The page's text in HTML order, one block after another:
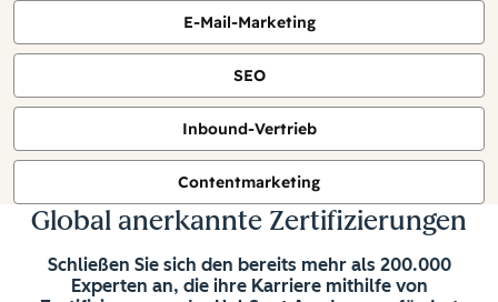
E-Mail-Marketing
SEO
Inbound-Vertrieb
Contentmarketing
Global anerkannte Zertifizierungen
Schließen Sie sich den bereits mehr als 200.000
Experten an, die ihre Karriere mithilfe von